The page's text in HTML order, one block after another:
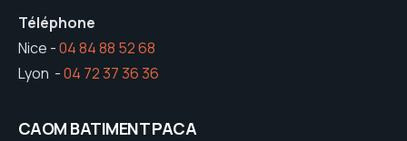
Téléphone
Nice -04 84 88 52 68
Lyon -04 72 37 36 36
CAOM BATIMENT PACA